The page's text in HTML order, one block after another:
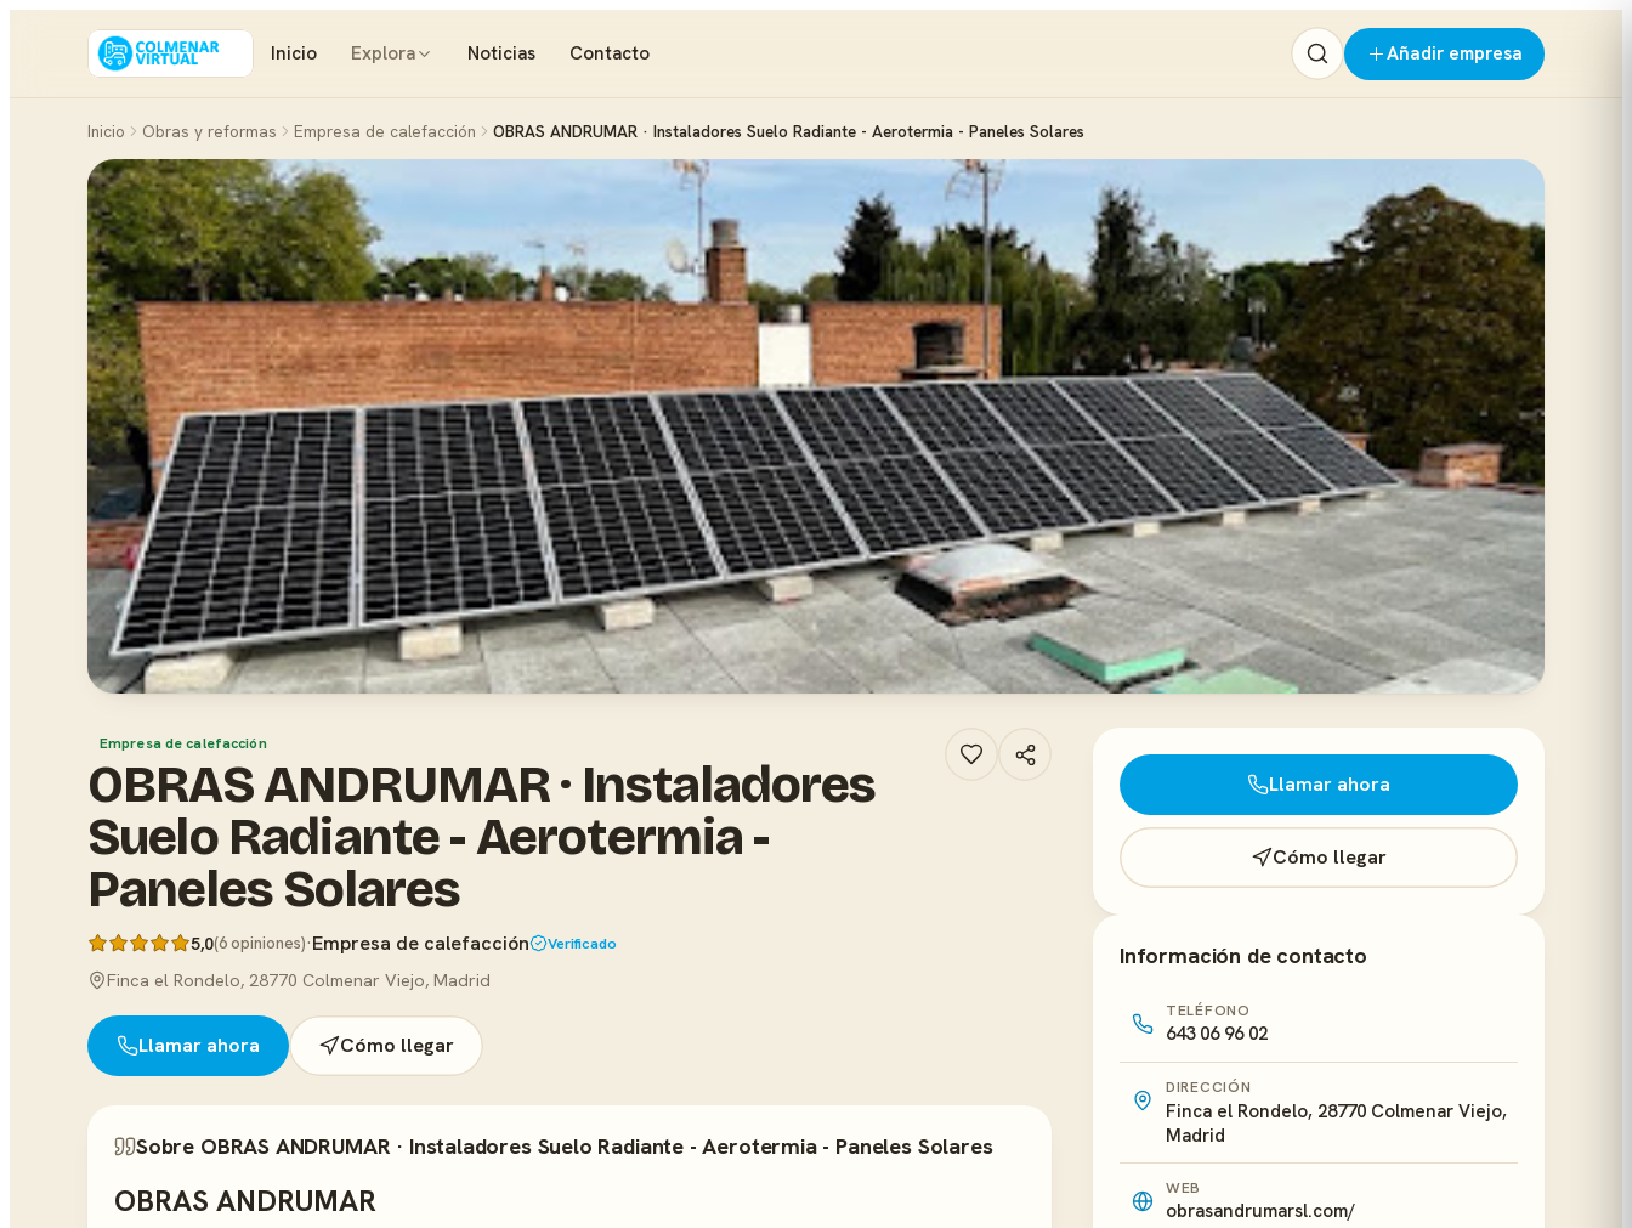
Inicio Explora Noticias Contacto Añadir empresa
Inicio Obras y reformas Empresa de calefacción OBRAS ANDRUMAR · Instaladores Suelo Radiante - Aerotermia - Paneles Solares
Empresa de calefacción
OBRAS ANDRUMAR · Instaladores
Suelo Radiante - Aerotermia -
Paneles Solares
5,0(6 opiniones)·Empresa de calefacción Verificado
Finca el Rondelo, 28770 Colmenar Viejo, Madrid
Llamar ahora Cómo llegar
Sobre OBRAS ANDRUMAR · Instaladores Suelo Radiante - Aerotermia - Paneles Solares
OBRAS ANDRUMAR
Llamar ahora
Cómo llegar
Información de contacto
TELÉFONO
643 06 96 02
DIRECCIÓN
Finca el Rondelo, 28770 Colmenar Viejo,
Madrid
WEB
obrasandrumarsl.com/